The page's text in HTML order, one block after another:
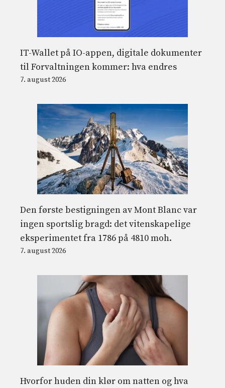
IT-Wallet på IO-appen, digitale dokumenter
til Forvaltningen kommer: hva endres
7. august 2026
Den første bestigningen av Mont Blanc var
ingen sportslig bragd: det vitenskapelige
eksperimentet fra 1786 på 4810 moh.
7. august 2026
Hvorfor huden din klør om natten og hva